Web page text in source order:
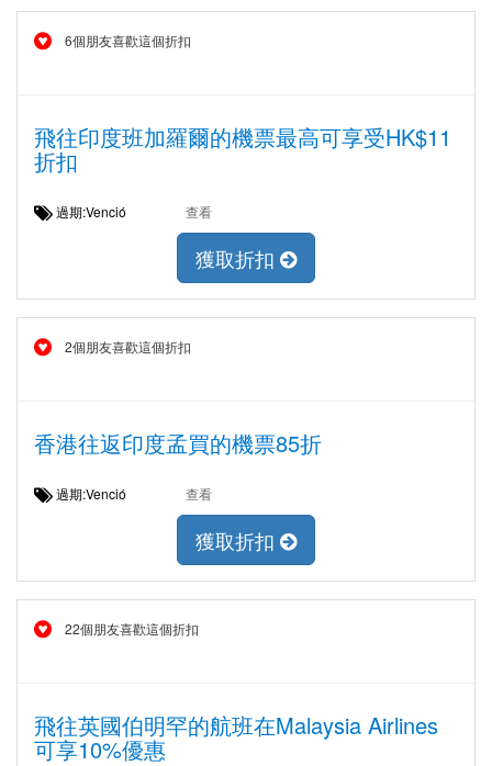
6個朋友喜歡這個折扣
飛往印度班加羅爾的機票最高可享受HK$11
折扣
過期:Venció 查看
獲取折扣
2個朋友喜歡這個折扣
香港往返印度孟買的機票85折
過期:Venció 查看
獲取折扣
22個朋友喜歡這個折扣
飛往英國伯明罕的航班在Malaysia Airlines
可享10%優惠